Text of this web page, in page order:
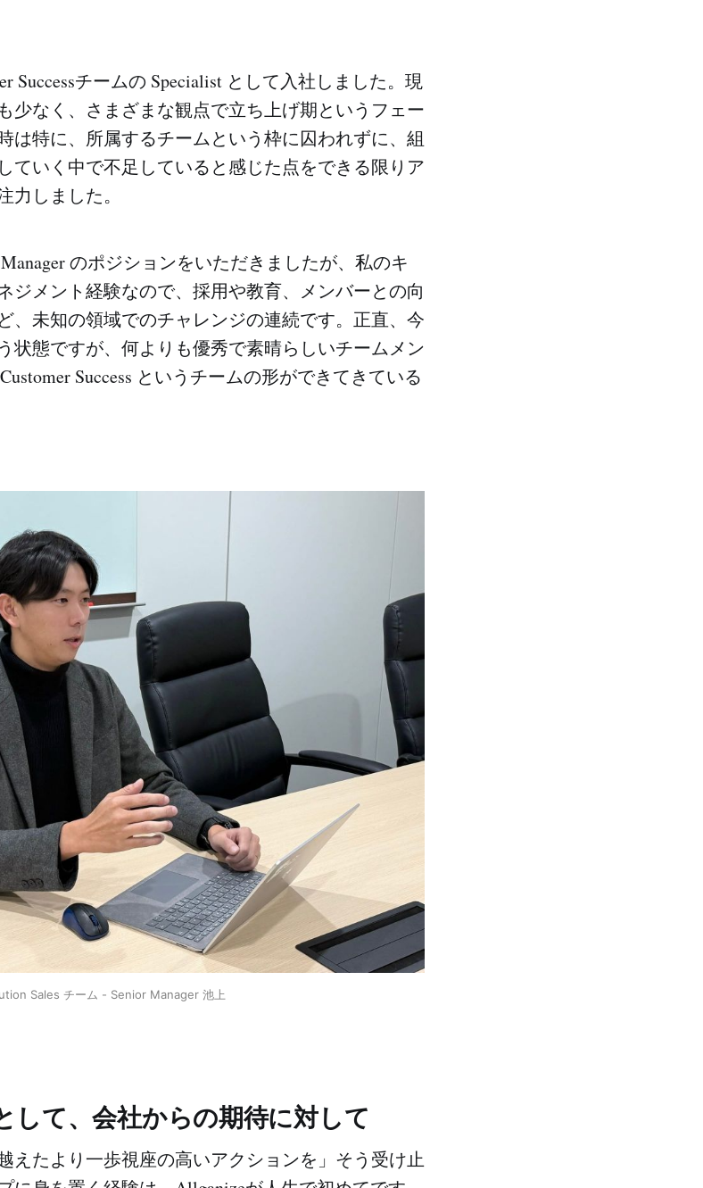
Successチームの Specialist として入社しました。現
少なく、さまざまな観点で立ち上げ期というフェー
は特に、所属するチームという枠に囚われずに、組
ていく中で不足していると感じた点をできる限りア
力しました。
のポジションをいただきましたが、私のキ
ジメント経験なので、採用や教育、メンバーとの向
、未知の領域でのチャレンジの連続です。正直、今
状態ですが、何よりも優秀で素晴らしいチームメン
Success というチームの形ができてきている
Sales チーム - Senior Manager 池上
して、会社からの期待に対して
えたより一歩視座の高いアクションを」そう受け止